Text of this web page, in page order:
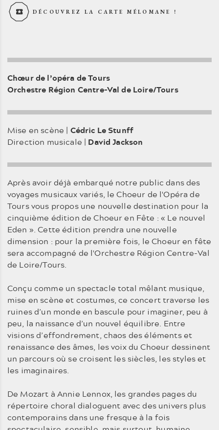
DÉCOUVREZ LA CARTE MÉLOMANE !
Chœur de l’opéra de Tours
Orchestre Région Centre-Val de Loire/Tours
Mise en scène | Cédric Le Stunff
Direction musicale | David Jackson
Après avoir déjà embarqué notre public dans des
voyages musicaux variés, le Choeur de l'Opéra de
Tours vous propos une nouvelle destination pour la
cinquième édition de Choeur en Fête : « Le nouvel
Eden ». Cette édition prendra une nouvelle
dimension : pour la première fois, le Choeur en fête
sera accompagné de l'Orchestre Région Centre-Val
de Loire/Tours.
Conçu comme un spectacle total mêlant musique,
mise en scène et costumes, ce concert traverse les
ruines d’un monde en bascule pour imaginer, peu à
peu, la naissance d’un nouvel équilibre. Entre
visions d’effondrement, chaos des éléments et
renaissance des âmes, les voix du Choeur dessinent
un parcours où se croisent les siècles, les styles et
les imaginaires.
De Mozart à Annie Lennox, les grandes pages du
répertoire choral dialoguent avec des univers plus
contemporains dans une fresque à la fois